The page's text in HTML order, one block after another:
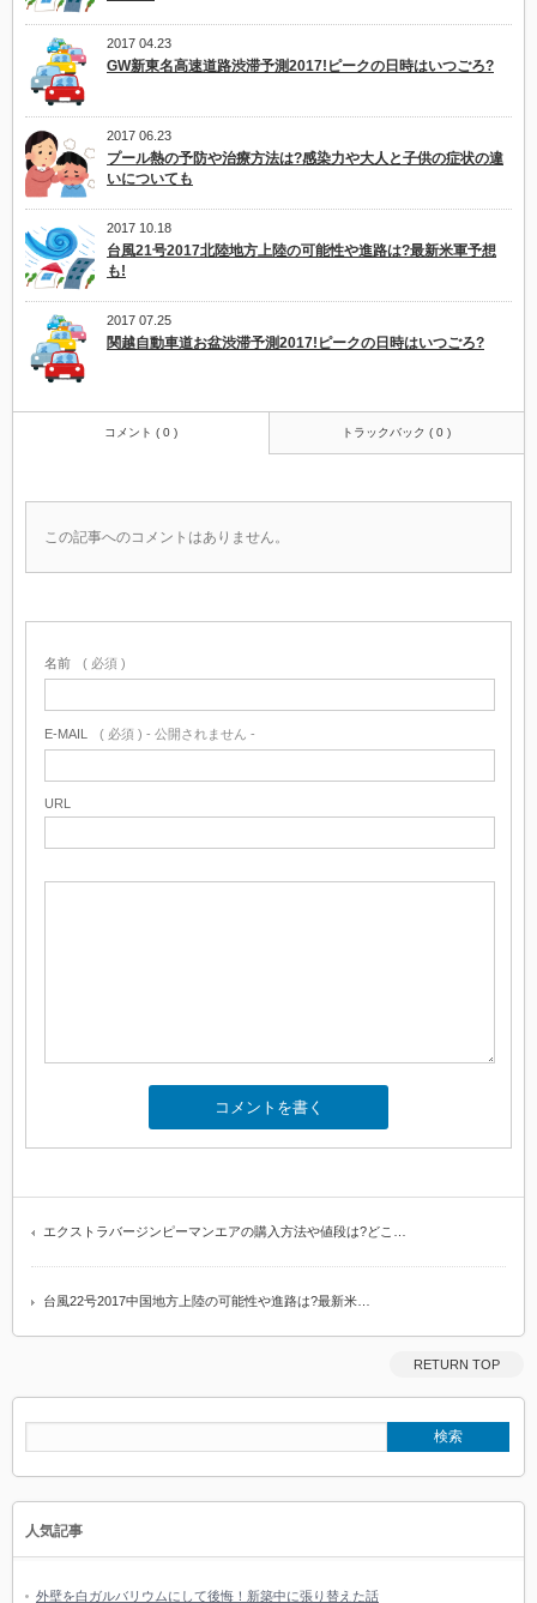
2017 04.23
GW新東名高速道路渋滞予測2017!ピークの日時はいつごろ?
2017 06.23
プール熱の予防や治療方法は?感染力や大人と子供の症状の違
いについても
2017 10.18
台風21号2017北陸地方上陸の可能性や進路は?最新米軍予想
も!
2017 07.25
関越自動車道お盆渋滞予測2017!ピークの日時はいつごろ?
コメント ( 0 ) トラックバック ( 0 )
この記事へのコメントはありません。
名前 ( 必須 )
E-MAIL ( 必須 ) - 公開されません -
URL
エクストラバージンピーマンエアの購入方法や値段は?どこ…
台風22号2017中国地方上陸の可能性や進路は?最新米…
RETURN TOP
人気記事
外壁を白ガルバリウムにして後悔！新築中に張り替えた話